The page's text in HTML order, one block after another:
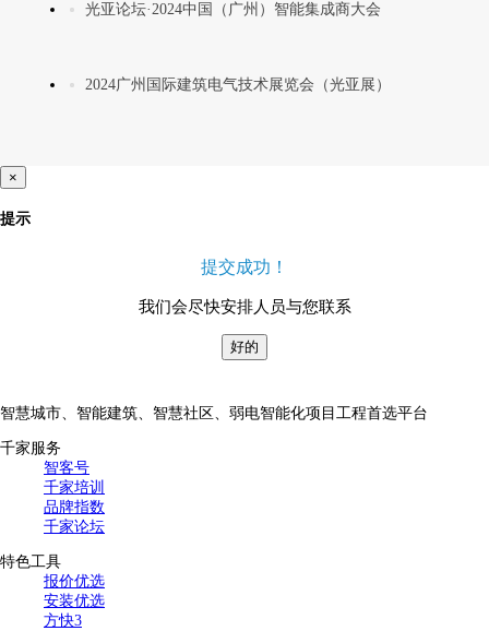
光亚论坛·2024中国（广州）智能集成商大会
2024广州国际建筑电气技术展览会（光亚展）
×
提示
提交成功！
我们会尽快安排人员与您联系
好的
智慧城市、智能建筑、智慧社区、弱电智能化项目工程首选平台
千家服务
智客号
千家培训
品牌指数
千家论坛
特色工具
报价优选
安装优选
方快3